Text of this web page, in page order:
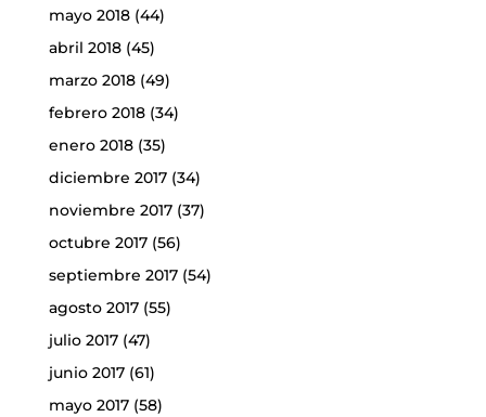
mayo 2018(44)
abril 2018(45)
marzo 2018(49)
febrero 2018(34)
enero 2018(35)
diciembre 2017(34)
noviembre 2017(37)
octubre 2017(56)
septiembre 2017(54)
agosto 2017(55)
julio 2017(47)
junio 2017(61)
mayo 2017(58)